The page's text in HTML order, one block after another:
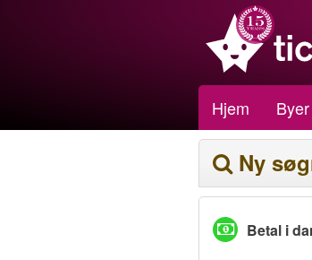
Hjem Byer
Ny
Betal i